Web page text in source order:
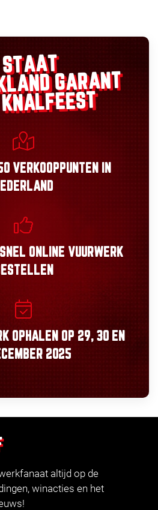
GARANT
VERKOOPPUNTEN
IN
SNEL ONLINE VUURWERK
OPHALEN OP 29, 30 EN
2025
altijd op de
winacties en het